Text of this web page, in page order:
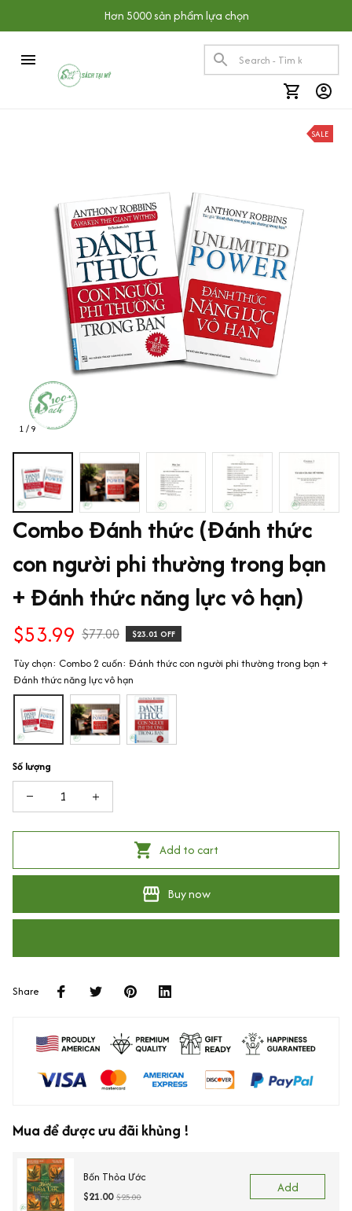
Hơn 5000 sản phẩm lựa chọn
1 / 9
SALE
Combo Đánh thức (Đánh thức
con người phi thường trong bạn
+ Đánh thức năng lực vô hạn)
$53.99 $77.00 $23.01 OFF
Tùy chọn: Combo 2 cuốn: Đánh thức con người phi thường trong bạn +
Đánh thức năng lực vô hạn
Số lượng
Add to cart
Buy now
Share
Mua để được ưu đãi khủng !
Bốn Thỏa Ước
$21.00 $25.00
Add